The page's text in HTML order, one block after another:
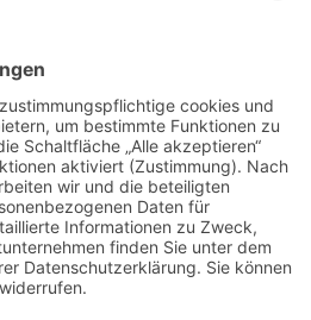
Partner: